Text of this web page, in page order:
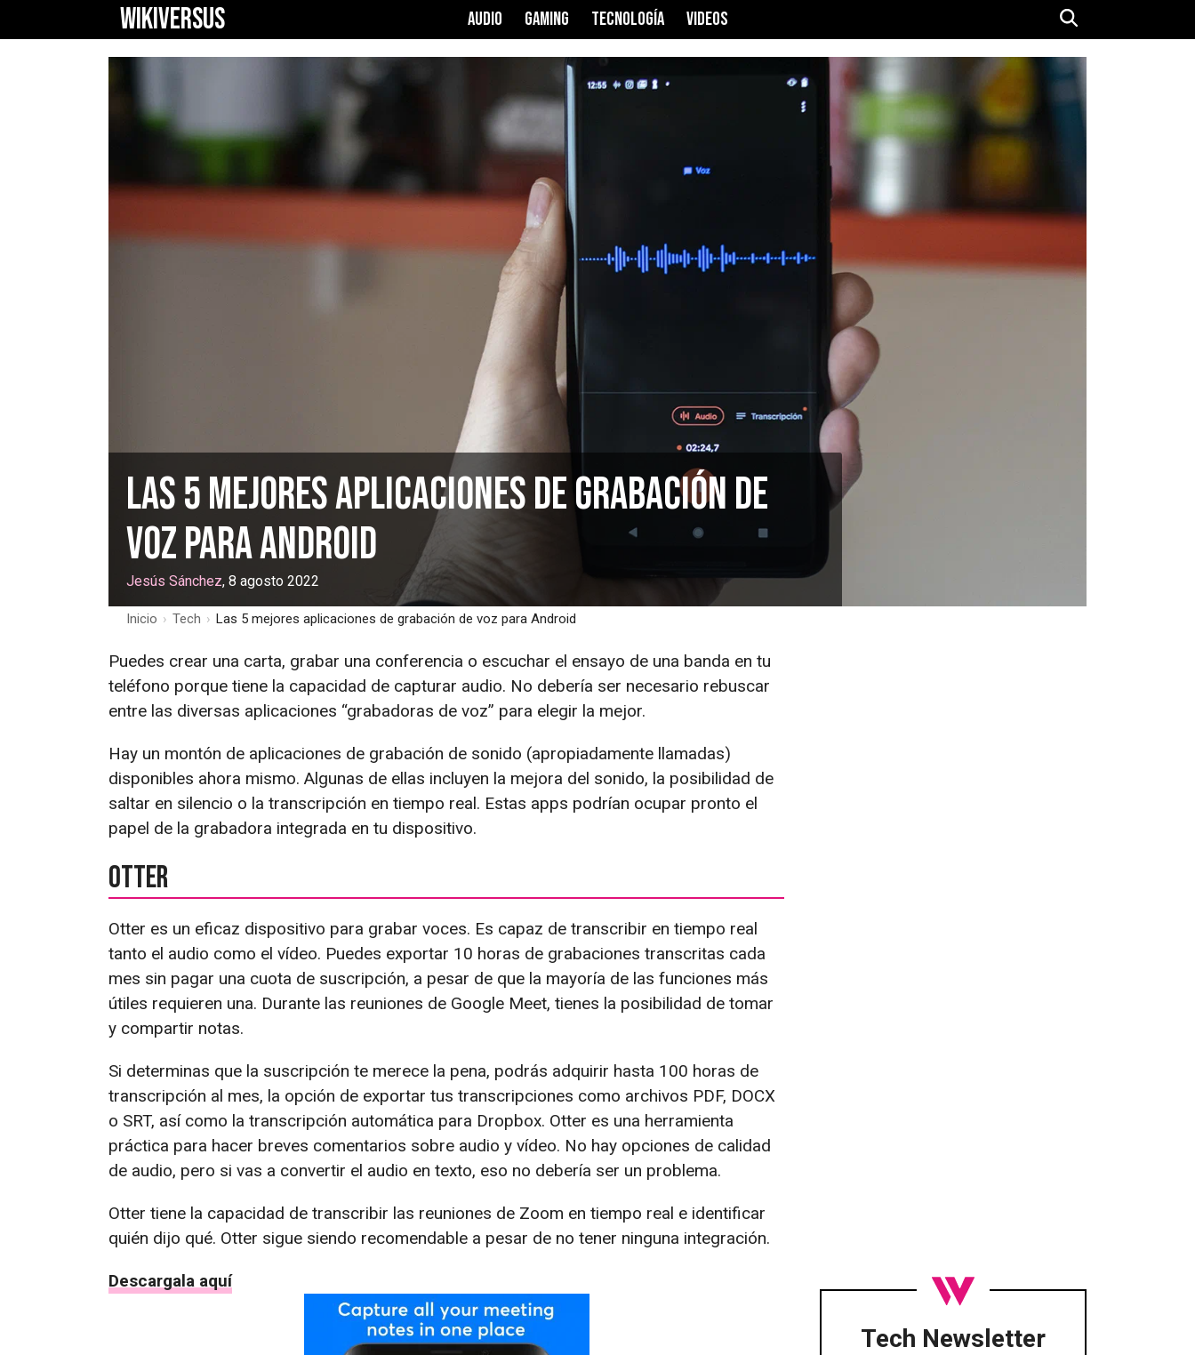
WIKIVERSUS AUDIO GAMING TECNOLOGÍA VIDEOS
Las 5 mejores aplicaciones de grabación de
voz para Android
Jesús Sánchez, 8 agosto 2022
Inicio › Tech › Las 5 mejores aplicaciones de grabación de voz para Android
Tech Newsletter
Puedes crear una carta, grabar una conferencia o escuchar el ensayo de una banda en tu
teléfono porque tiene la capacidad de capturar audio. No debería ser necesario rebuscar
entre las diversas aplicaciones “grabadoras de voz” para elegir la mejor.
Hay un montón de aplicaciones de grabación de sonido (apropiadamente llamadas)
disponibles ahora mismo. Algunas de ellas incluyen la mejora del sonido, la posibilidad de
saltar en silencio o la transcripción en tiempo real. Estas apps podrían ocupar pronto el
papel de la grabadora integrada en tu dispositivo.
Otter
Otter es un eficaz dispositivo para grabar voces. Es capaz de transcribir en tiempo real
tanto el audio como el vídeo. Puedes exportar 10 horas de grabaciones transcritas cada
mes sin pagar una cuota de suscripción, a pesar de que la mayoría de las funciones más
útiles requieren una. Durante las reuniones de Google Meet, tienes la posibilidad de tomar
y compartir notas.
Si determinas que la suscripción te merece la pena, podrás adquirir hasta 100 horas de
transcripción al mes, la opción de exportar tus transcripciones como archivos PDF, DOCX
o SRT, así como la transcripción automática para Dropbox. Otter es una herramienta
práctica para hacer breves comentarios sobre audio y vídeo. No hay opciones de calidad
de audio, pero si vas a convertir el audio en texto, eso no debería ser un problema.
Otter tiene la capacidad de transcribir las reuniones de Zoom en tiempo real e identificar
quién dijo qué. Otter sigue siendo recomendable a pesar de no tener ninguna integración.
Descargala aquí